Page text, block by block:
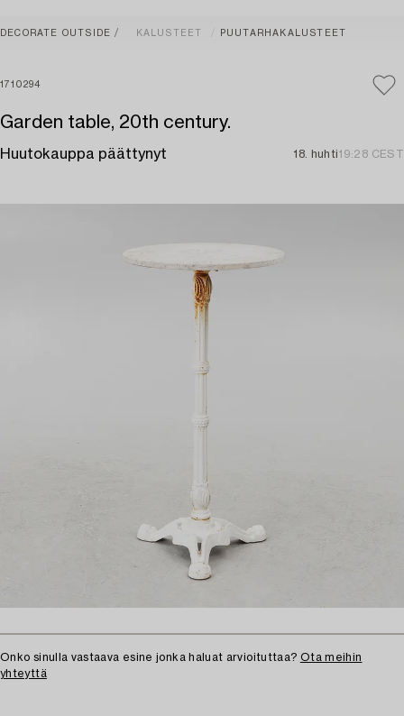
DECORATE OUTSIDE KALUSTEET PUUTARHAKALUSTEET
1710294
Garden table, 20th century.
Huutokauppa päättynyt 18. huhti19:28 CEST
Onko sinulla vastaava esine jonka haluat arvioituttaa? Ota meihin
yhteyttä